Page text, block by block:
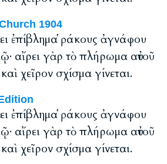
1904
ἐπίβλημα ῥάκους ἀγνάφου
αἴρει γὰρ τὸ πλήρωμα αὐτοῦ
χεῖρον σχίσμα γίνεται.
ἐπίβλημα ῥάκους ἀγνάφου
αἴρει γὰρ τὸ πλήρωμα αὐτοῦ
χεῖρον σχίσμα γίνεται.